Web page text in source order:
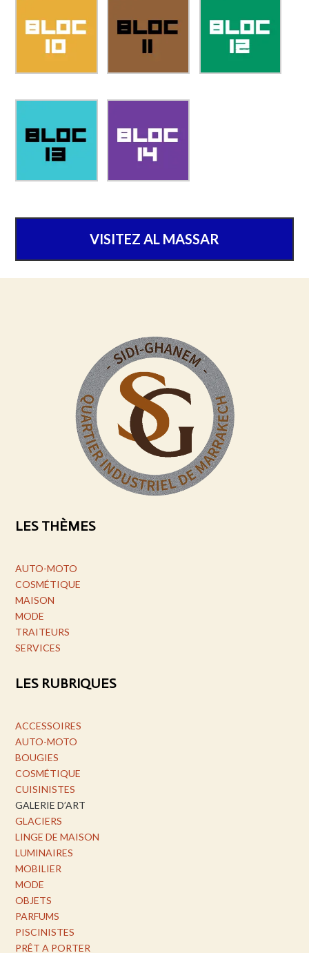
VISITEZ AL MASSAR
LES THÈMES
AUTO-MOTO
COSMÉTIQUE
MAISON
MODE
TRAITEURS
SERVICES
LES RUBRIQUES
ACCESSOIRES
AUTO-MOTO
BOUGIES
COSMÉTIQUE
CUISINISTES
GALERIE D’ART
GLACIERS
LINGE DE MAISON
LUMINAIRES
MOBILIER
MODE
OBJETS
PARFUMS
PISCINISTES
PRÊT A PORTER